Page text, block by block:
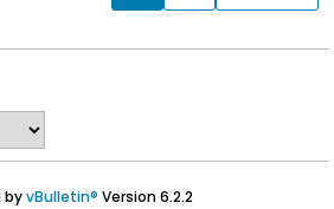
byvBulletin® Version 6.2.2